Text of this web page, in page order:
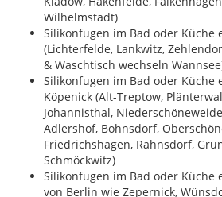
Wilhelmstadt)
Silikonfugen im Bad oder Küche
(Lichterfelde, Lankwitz,
& Waschtisch wechseln
Silikonfugen im Bad oder Küche
Köpenick (Alt-Treptow,
Johannisthal,
Adlershof, Bohnsdorf,
Friedrichshagen, Rahnsdorf,
Schmöckwitz)
Silikonfugen im Bad oder Küche
von Berlin wie Zepernick,